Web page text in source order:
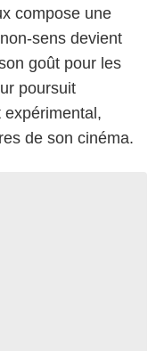
compose une
sens devient
goût pour les
poursuit
de son cinéma.